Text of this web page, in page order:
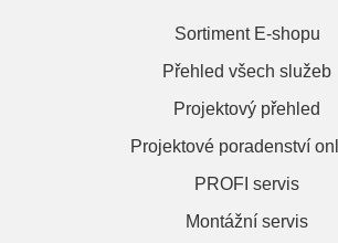
Sortiment E-shopu
Přehled všech služeb
Projektový přehled
Projektové poradenství
PROFI servis
Montážní servis